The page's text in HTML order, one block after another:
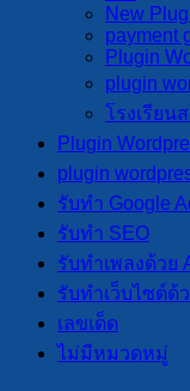
New
payment
Plugin
plugin
โรงเรียน
Plugin
plugin
รับทำ Google
รับทำ SEO
รับทำเพลงด้วย
รับทำเว็บไซต์ด้
เลขเด็ด
ไม่มีหมวดหมู่